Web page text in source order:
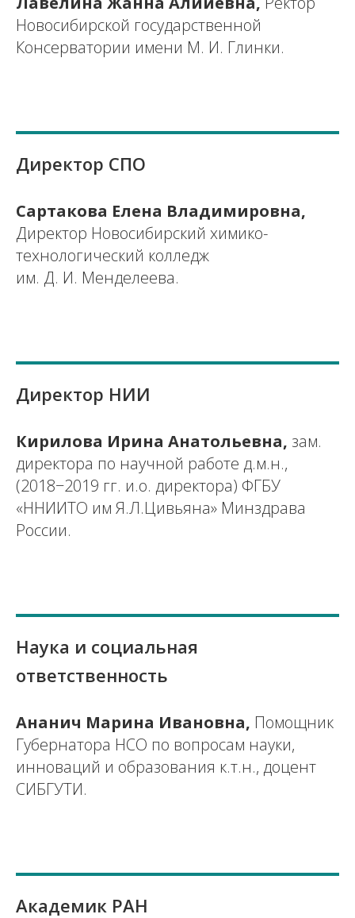
Новосибирской государственной
Консерватории имени М. И. Глинки.
Директор СПО
Сартакова Елена Владимировна,
Директор Новосибирский химико-
технологический колледж
им. Д. И. Менделеева.
Директор НИИ
Кирилова Ирина Анатольевна, зам.
директора по научной работе д.м.н.,
(2018−2019 гг. и.о. директора) ФГБУ
«ННИИТО им Я.Л.Цивьяна» Минздрава
России.
Наука и социальная
ответственность
Ананич Марина Ивановна, Помощник
Губернатора НСО по вопросам науки,
инноваций и образования к.т.н., доцент
СИБГУТИ.
Академик РАН